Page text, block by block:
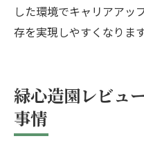
した環境でキャリアアッ
存を実現しやすくなります
緑心造園レビュ
事情